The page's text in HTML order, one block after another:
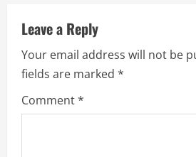
e
R
e
Leave a Reply
Your email address will not be
fields are marked *
Comment*